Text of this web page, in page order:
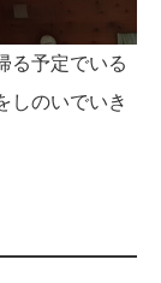
る予定でいる
しのいでいき